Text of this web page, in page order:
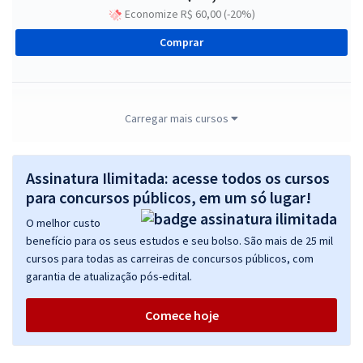
Economize R$ 60,00 (-20%)
Comprar
CRQ 12 - Conselho Regional de Química da 12ª Região - Técnico
R$ 399,99à vista
ou 12x de R$33,33
Economize R$ 100,00 (-20%)
Comprar
CRQ 12 - Conselho Regional de Química da 12ª Região -
Conhecimentos Específicos do Cargo de Técnico Administrativo
R$ 231,92à vista
Carregar mais cursos
Assinatura Ilimitada: acesse todos os cursos
para concursos públicos, em um só lugar!
O melhor custo
benefício para os seus estudos e seu bolso. São mais de 25 mil
cursos para todas as carreiras de concursos públicos, com
garantia de atualização pós-edital.
Comece hoje